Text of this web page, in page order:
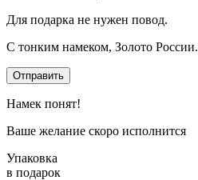
Для подарка не нужен повод.
С тонким намеком, Золото России.
Отправить
Намек понят!
Ваше желание скоро исполнится
Упаковка
в подарок